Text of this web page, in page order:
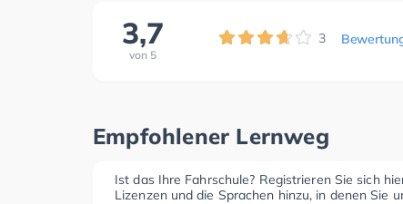
3,7
von 5
3
Empfohlener Lernweg
Ist das Ihre Fahrschule? Registrieren Sie sich
Lizenzen und die Sprachen hinzu, in denen Sie